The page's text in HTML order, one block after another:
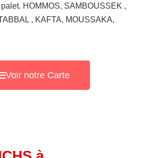
HOMMOS, SAMBOUSSEK ,
, KAFTA, MOUSSAKA,
Voir notre Carte